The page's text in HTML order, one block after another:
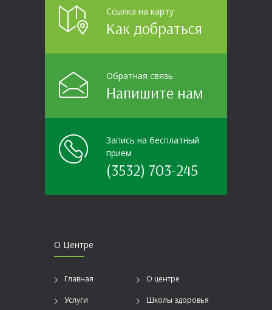
Ссылка на карту
Как добраться
Обратная связь
Напишите нам
Запись на бесплатный
прием
(3532) 703-245
О Центре
Главная О центре
Услуги Школы здоровья